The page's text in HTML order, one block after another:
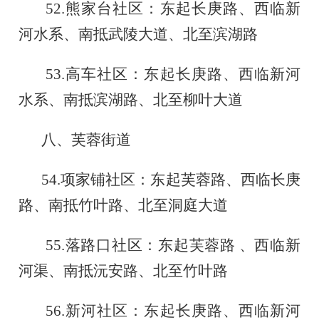
52.熊家台社区：东起长庚路、西临新
河水系、南抵武陵大道、北至滨湖路
53.高车社区：东起长庚路、西临新河
水系、南抵滨湖路、北至柳叶大道
八、芙蓉街道
54.项家铺社区：东起芙蓉路、西临长庚
路、南抵竹叶路、北至洞庭大道
55.落路口社区：东起芙蓉路 、西临新
河渠、南抵沅安路、北至竹叶路
56.新河社区：东起长庚路、西临新河